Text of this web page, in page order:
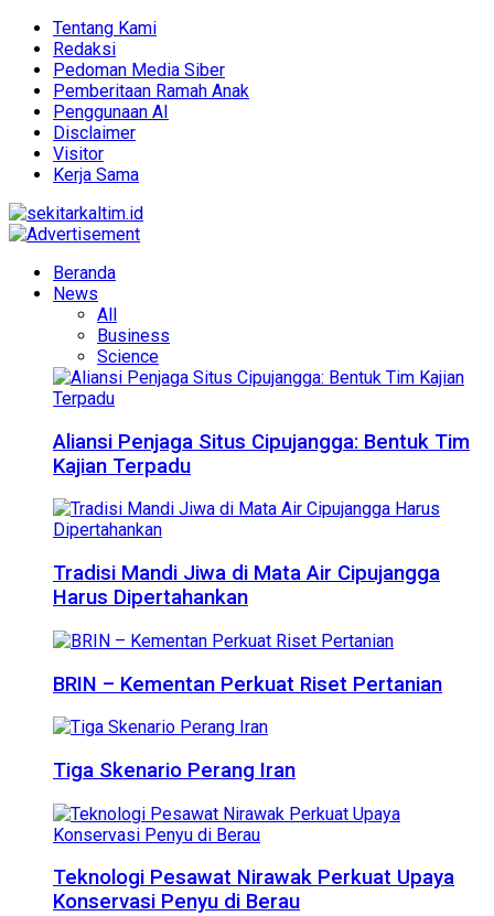
Tentang Kami
Redaksi
Pedoman Media Siber
Pemberitaan Ramah Anak
Penggunaan AI
Disclaimer
Visitor
Kerja Sama
Beranda
News
All
Business
Science
Aliansi Penjaga Situs Cipujangga: Bentuk Tim
Kajian Terpadu
Tradisi Mandi Jiwa di Mata Air Cipujangga
Harus Dipertahankan
BRIN – Kementan Perkuat Riset Pertanian
Tiga Skenario Perang Iran
Teknologi Pesawat Nirawak Perkuat Upaya
Konservasi Penyu di Berau